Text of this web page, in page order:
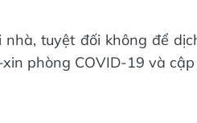
tuyệt đối không để
phòng COVID-19 và